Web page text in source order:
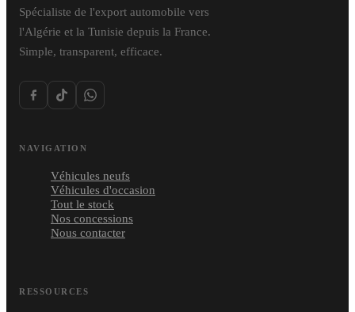
Spécialiste de l'export automobile vers
l'Algérie et la Tunisie depuis la France.
Simple, transparent, efficace.
NAVIGATION
Véhicules neufs
Véhicules d'occasion
Tout le stock
Nos concessions
Nous contacter
RESSOURCES